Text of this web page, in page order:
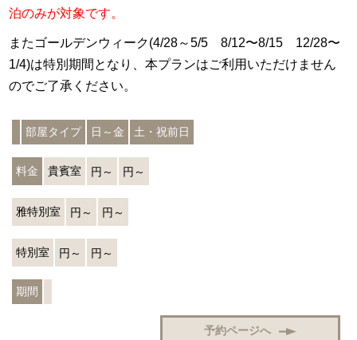
泊のみが対象です。
またゴールデンウィーク(4/28～5/5 8/12〜8/15 12/28〜
1/4)は特別期間となり、本プランはご利用いただけません
のでご了承ください。
部屋タイプ 日～金 土・祝前日
料金 貴賓室 円～ 円～
雅特別室 円～ 円～
特別室 円～ 円～
期間
予約ページへ